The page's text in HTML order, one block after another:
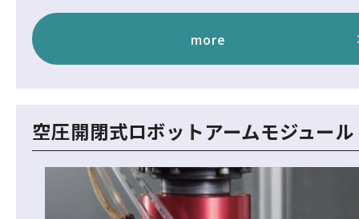
more
空圧開閉式ロボットアームモジュール